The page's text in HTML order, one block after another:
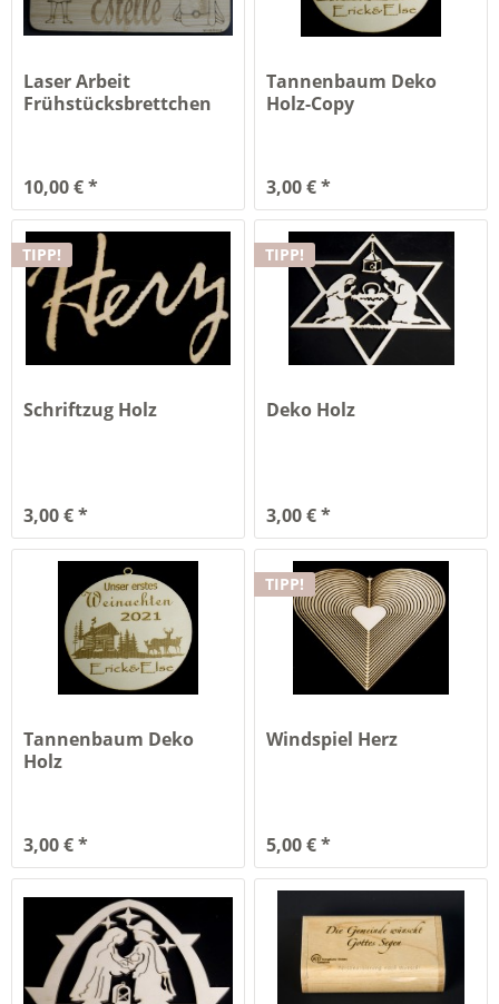
Laser Arbeit
Frühstücksbrettchen
10,00 € *
Tannenbaum Deko
Holz-Copy
3,00 € *
TIPP!
Schriftzug Holz
3,00 € *
TIPP!
Deko Holz
3,00 € *
Tannenbaum Deko
Holz
3,00 € *
TIPP!
Windspiel Herz
5,00 € *